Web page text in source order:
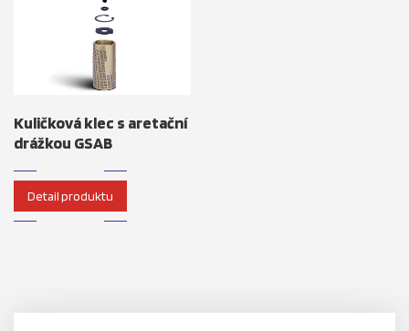
Kuličková klec s aretační
drážkou GSAB
Detail produktu